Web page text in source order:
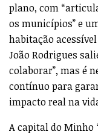
plano, com
os municípios” e
habitação
João Rodrigues
colaborar”, mas é
contínuo para
impacto real na
A capital do Minho